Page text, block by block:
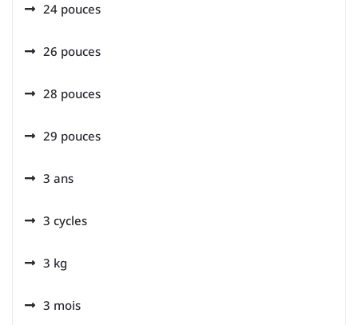
24 pouces
26 pouces
28 pouces
29 pouces
3 ans
3 cycles
3 kg
3 mois